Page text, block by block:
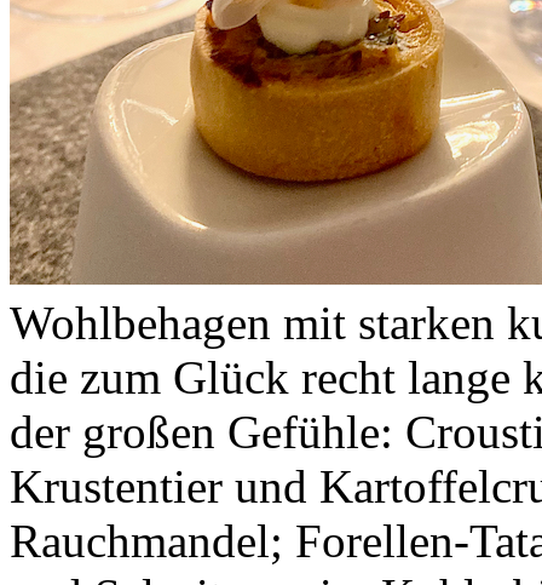
Wohlbehagen mit starken
die zum Glück recht lange
der großen Gefühle:
Krustentier und
Rauchmandel; Forellen-